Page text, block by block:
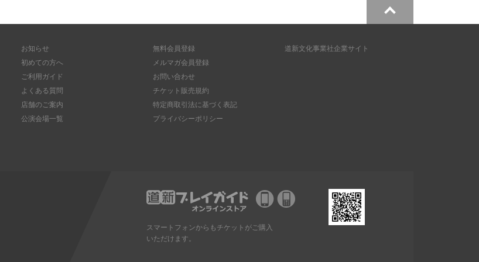
お知らせ
初めての方へ
ご利用ガイド
よくある質問
店舗のご案内
公演会場一覧
無料会員登録
メルマガ会員登録
お問い合わせ
チケット販売規約
特定商取引法に基づく表記
プライバシーポリシー
道新文化事業社企業サイト
スマートフォンからもチケットがご購入
いただけます。